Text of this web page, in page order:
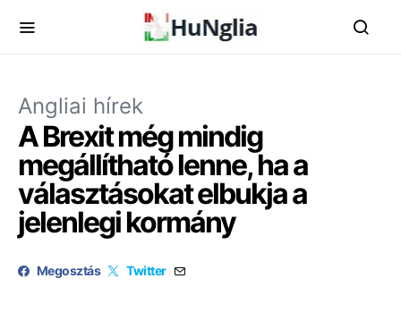
Angliai hírek
A Brexit még mindig
megállítható lenne, ha a
választásokat elbukja a
jelenlegi kormány
Megosztás Twitter